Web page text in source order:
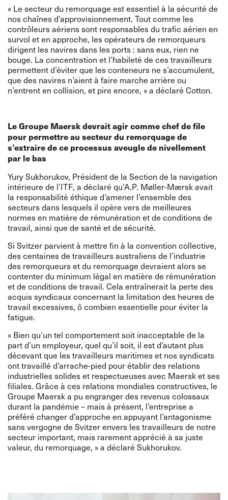
« Le secteur du remorquage est essentiel à la sécurité de
nos chaînes d’approvisionnement. Tout comme les
contrôleurs aériens sont responsables du trafic aérien en
survol et en approche, les opérateurs de remorqueurs
dirigent les navires dans les ports : sans eux, rien ne
bouge. La concentration et l’habileté de ces travailleurs
permettent d’éviter que les conteneurs ne s’accumulent,
que des navires n’aient à faire marche arrière ou
n’entrent en collision, et pire encore, » a déclaré Cotton.
Le Groupe Maersk devrait agir comme chef de file
pour permettre au secteur du remorquage de
s’extraire de ce processus aveugle de nivellement
par le bas
Yury Sukhorukov, Président de la Section de la navigation
intérieure de l’ITF, a déclaré qu’A.P. Møller-Mærsk avait
la responsabilité éthique d’amener l’ensemble des
secteurs dans lesquels il opère vers de meilleures
normes en matière de rémunération et de conditions de
travail, ainsi que de santé et de sécurité.
Si Svitzer parvient à mettre fin à la convention collective,
des centaines de travailleurs australiens de l’industrie
des remorqueurs et du remorquage devraient alors se
contenter du minimum légal en matière de rémunération
et de conditions de travail. Cela entraînerait la perte des
acquis syndicaux concernant la limitation des heures de
travail excessives, ô combien essentielle pour éviter la
fatigue.
« Bien qu’un tel comportement soit inacceptable de la
part d’un employeur, quel qu’il soit, il est d’autant plus
décevant que les travailleurs maritimes et nos syndicats
ont travaillé d’arrache-pied pour établir des relations
industrielles solides et respectueuses avec Maersk et ses
filiales. Grâce à ces relations mondiales constructives, le
Groupe Maersk a pu engranger des revenus colossaux
durant la pandémie – mais à présent, l’entreprise a
préféré changer d’approche en appuyant l’antagonisme
sans vergogne de Svitzer envers les travailleurs de notre
secteur important, mais rarement apprécié à sa juste
valeur, du remorquage, » a déclaré Sukhorukov.